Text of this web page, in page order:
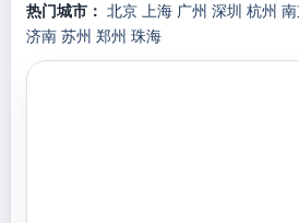
热门城市： 北京 上海 广州 深圳 杭州
济南 苏州 郑州 珠海